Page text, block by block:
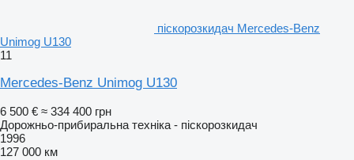
піскорозкидач Mercedes-Benz
Unimog U130
11
Mercedes-Benz Unimog U130
6 500 € ≈ 334 400 грн
Дорожньо-прибиральна техніка - піскорозкидач
1996
127 000 км